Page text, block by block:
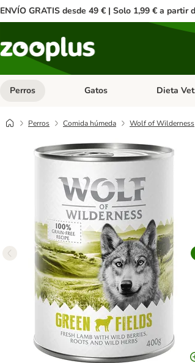
ENVÍO GRATIS desde 49 € | Solo 1,99 € a partir
Perros Menú de categoria abierto:
Gatos Menú de
Dieta
Perros Comida húmeda Wolf of Wilderness